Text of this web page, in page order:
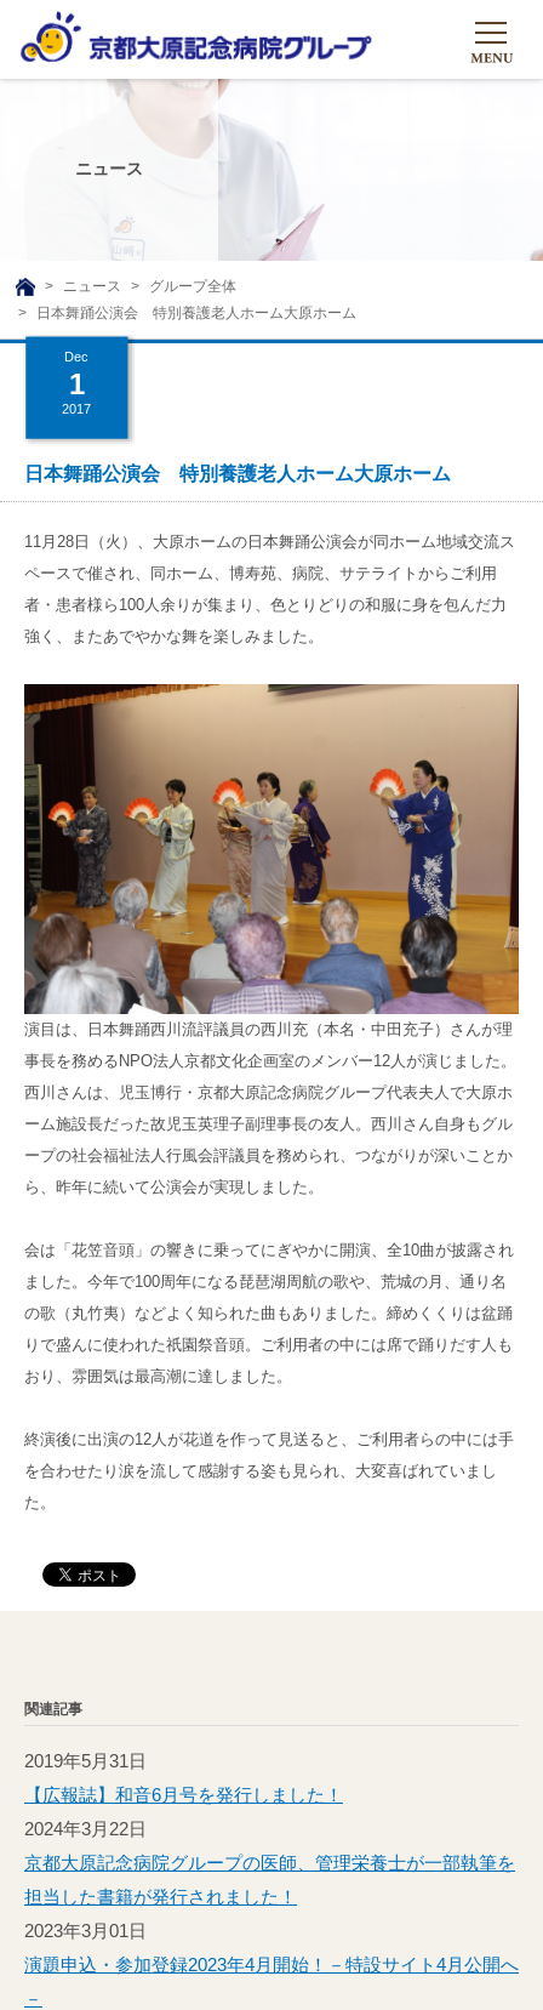
グループについて
グループについて
理事長挨拶
沿革ストーリー
基本的マインド
社会貢献活動
グループの取り組み
リハビリテーション
訪問サービス
高齢者介護施設
高齢者共生型まちづくり事業
食へのこだわり
大原のこと
メディア
ニュース
広報誌
メディア掲載一覧
公式SNS
SNS運用ポリシー
自宅で使える動画集
シャトルバス
友達追加
リクルート
ニュース
TOP
ニュース
グループ全体
日本舞踊公演会 特別養護老人ホーム大原ホーム
Dec
1
2017
日本舞踊公演会 特別養護老人ホーム大原ホーム
11月28日（火）、大原ホームの日本舞踊公演会が同ホーム地域交流ス
ペースで催され、同ホーム、博寿苑、病院、サテライトからご利用
者・患者様ら100人余りが集まり、色とりどりの和服に身を包んだ力
強く、またあでやかな舞を楽しみました。
演目は、日本舞踊西川流評議員の西川充（本名・中田充子）さんが理
事長を務めるNPO法人京都文化企画室のメンバー12人が演じました。
西川さんは、児玉博行・京都大原記念病院グループ代表夫人で大原ホ
ーム施設長だった故児玉英理子副理事長の友人。西川さん自身もグル
ープの社会福祉法人行風会評議員を務められ、つながりが深いことか
ら、昨年に続いて公演会が実現しました。
会は「花笠音頭」の響きに乗ってにぎやかに開演、全10曲が披露され
ました。今年で100周年になる琵琶湖周航の歌や、荒城の月、通り名
の歌（丸竹夷）などよく知られた曲もありました。締めくくりは盆踊
りで盛んに使われた祇園祭音頭。ご利用者の中には席で踊りだす人も
おり、雰囲気は最高潮に達しました。
終演後に出演の12人が花道を作って見送ると、ご利用者らの中には手
を合わせたり涙を流して感謝する姿も見られ、大変喜ばれていまし
た。
関連記事
2019年5月31日
【広報誌】和音6月号を発行しました！
2024年3月22日
京都大原記念病院グループの医師、管理栄養士が一部執筆を
担当した書籍が発行されました！
2023年3月01日
演題申込・参加登録2023年4月開始！－特設サイト4月公開へ
－